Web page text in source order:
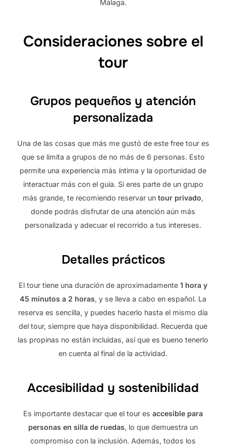
Málaga.
Consideraciones sobre el
tour
Grupos pequeños y atención
personalizada
Una de las cosas que más me gustó de este free tour es
que se limita a grupos de no más de 6 personas. Esto
permite una experiencia más íntima y la oportunidad de
interactuar más con el guía. Si eres parte de un grupo
más grande, te recomiendo reservar un tour privado,
donde podrás disfrutar de una atención aún más
personalizada y adecuar el recorrido a tus intereses.
Detalles prácticos
El tour tiene una duración de aproximadamente 1 hora y
45 minutos a 2 horas, y se lleva a cabo en español. La
reserva es sencilla, y puedes hacerlo hasta el mismo día
del tour, siempre que haya disponibilidad. Recuerda que
las propinas no están incluidas, así que es bueno tenerlo
en cuenta al final de la actividad.
Accesibilidad y sostenibilidad
Es importante destacar que el tour es accesible para
personas en silla de ruedas, lo que demuestra un
compromiso con la inclusión. Además, todos los